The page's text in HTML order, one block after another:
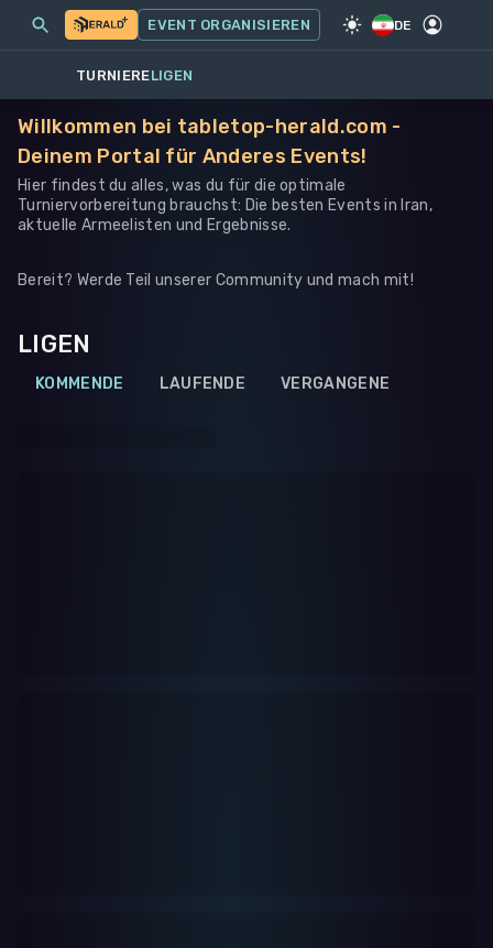
SPIEL·ANDERES
MEINE EVENTS MEHR
EVENT ORGANISIEREN DE
TURNIERELIGEN
Willkommen bei tabletop-herald.com -
Deinem Portal für Anderes Events!
Hier findest du alles, was du für die optimale
Turniervorbereitung brauchst: Die besten Events in Iran,
aktuelle Armeelisten und Ergebnisse.
Bereit? Werde Teil unserer Community und mach mit!
LIGEN
KOMMENDE LAUFENDE VERGANGENE